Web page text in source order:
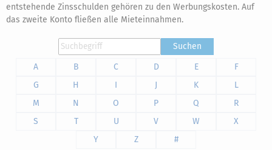
entstehende Zinsschulden gehören zu den Werbungskosten. Auf
das zweite Konto fließen alle Mieteinnahmen.
Suchen
A
B C D E
F
G
H I J K
L
M
N O P Q
R
S
T U V W
X
Y
Z #